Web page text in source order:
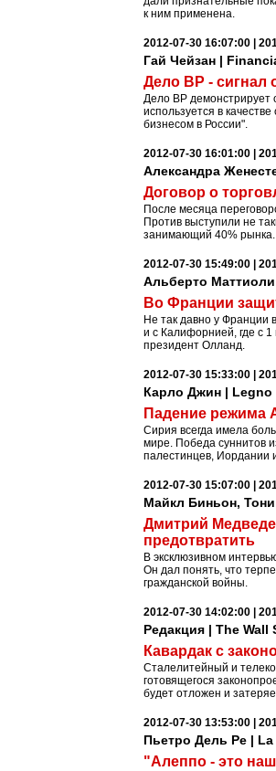
к ним применена.
2012-07-30 16:07:00 |
Гай Чейзан |
Дело BP - сигнал
Дело BP демонстрирует
используется в
бизнесом в России".
2012-07-30 16:01:00 |
Александра
Договор о
После месяца
Против выступили не
занимающий 40% рынка.
2012-07-30 15:49:00 |
Альберто
Во Франции
Не так давно у Франции
и с Калифорнией, где с
президент Олланд.
2012-07-30 15:33:00 |
Карло Джин | Legno
Падение режима
Сирия всегда имела
мире. Победа суннитов
палестинцев, Иордании
2012-07-30 15:07:00 |
Майкл Биньон,
Дмитрий
предотвратить
В эксклюзивном
Он дал понять, что
гражданской войны.
2012-07-30 14:02:00 |
Редакция | The Wall
Кавардак с
Сталелитейный и
готовящегося
будет отложен и
2012-07-30 13:53:00 |
Пьетро Дель Ре |
"Алеппо - это